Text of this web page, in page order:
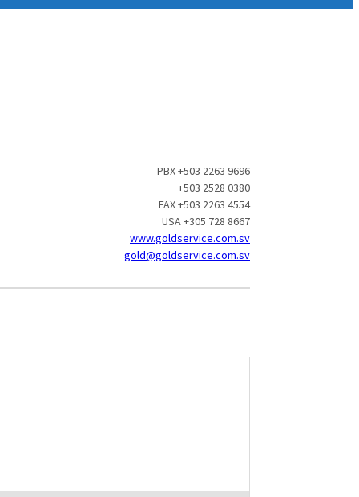
PBX +503 2263 9696
+503 2528 0380
FAX +503 2263 4554
USA +305 728 8667
www.goldservice.com.sv
gold@goldservice.com.sv